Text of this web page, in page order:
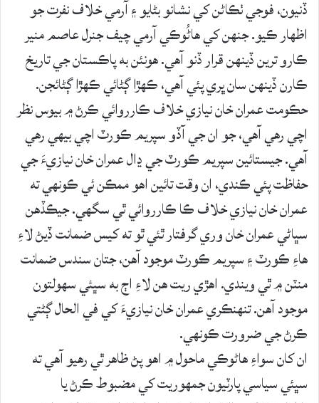
ڏنيون، فوجي ٺڪاڻن کي نشانو بڻايو ۽ آرمي خلاف نفرت جو
اظهار ڪيو. جنهن کي هاڻُوڪي آرمي چيف جنرل عاصم منير
ڪارو ترين ڏينهن قرار ڏنو آهي. هونئن به پاڪستان جي تاريخ
ڪارن ڏينهن سان ڀري پئي آهي، ڪهڙا ڳڻائي ڪهڙا ڳڻائجن.
حڪومت عمران خان نيازي خلاف ڪارروائي ڪرڻ ۾ بيوس نظر
اچي رهي آهي، جو ان جي آڏو سپريم ڪورٽ اچي بيهي رهي
آهي. جيستائين سپريم ڪورٽ جي ڍال عمران خان نيازيءَ جي
حفاظت پئي ڪندي، ان وقت تائين اهو ممڪن ئي ڪونهي ته
عمران خان نيازي خلاف ڪا ڪارروائي ٿي سگهي. جيڪڏهن
سڀاڻي عمران خان وري گرفتار ٿئي ٿو ته کيس ضمانت ڏيڻ لاءِ
هاءِ ڪورٽ ۽ سپريم ڪورٽ موجود آهن، جتان سندس ضمانت
منٽن ۾ ٿي ويندي. اهڙي ريت هن لاءِ اڄ به سڀئي سهولتون
موجود آهن. تنهنڪري عمران خان نيازيءَ کي في الحال ڳڻتي
ڪرڻ جي ضرورت ڪونهي.
ان کان سواءِ هاڻوڪي ماحول ۾ اهو پڻ ظاهر ٿي رهيو آهي ته
سڀئي سياسي پارٽيون جمهوريت کي مضبوط ڪرڻ يا